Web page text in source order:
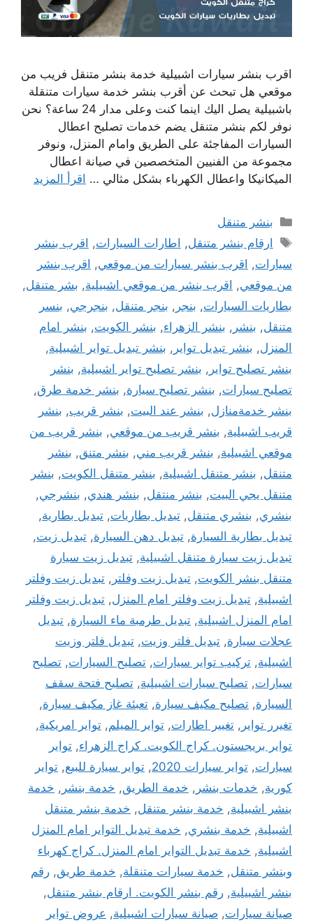
اقرب بنشر سيارات اشبيلية خدمة بنشر متنقل فريب من
موقعي هل تبحث عن أقرب بنشر خدمة سيارات متنقلة
باشبيلية يصل اليك اينما كنت وعلى مدار 24 ساعة؟ نحن
نوفر لكم بنشر متنقل يضم خدمات تصليح اعطال
السيارات المفاجئة على الطريق وامام المنزل، ونوفر
مجموعة من الفنيين المتخصصين في صيانة اعطال
الميكانيكا واعطال الكهرباء بشكل مثالي … اقرأ المزيد
التصنيفات
بنشر متنقل
الوسوم
ارقام بنشر متنقل, اطارات السيارات, اقرب بنشر
سيارات, اقرب بنشر سيارات من موقعي, اقرب بنشر
من موقعي, اقرب بنشر من موقعي اشبيلية, بشر متنقل,
بطاريات السيارات, بنجر , بنجر متنقل, بنجرجي, بنسر
متنقل, بنشر , بنشر الزهراء, بنشر الكويت, بنشر امام
المنزل, بنشر تبديل تواير , بنشر تبديل تواير اشبيلية,
بنشر تصليح تواير , بنشر تصليح تواير اشبيلية, بنشر
تصليح سيارات, بنشر تصليح سيارة, بنشر خدمة طرق,
بنشر خدمةمنازل, بنشر عند البيت, بنشر قريب, بنشر
قريب اشبيلية, بنشر قريب من موقعي, بنشر قريب من
موقعي اشبيلية, بنشر قريب مني, بنشر متنق, بنشر
متنقل, بنشر متنقل اشبيلية, بنشر متنقل الكويت, بنشر
متنقل يجي البيت, بنشر منتقل, بنشر هندي, بنشرجي,
بنشري, بنشري متنقل, تبديل بطاريات, تبديل بطارية,
تبديل بطارية السيارة, تبديل دهن السيارة, تبديل زيت,
تبديل زيت سيارة متنقل اشبيلية, تبديل زيت سيارة
متنقل بنشر الكويت, تبديل زيت وفلتر , تبديل زيت وفلتر
اشبيلية, تبديل زيت وفلتر امام المنزل, تبديل زيت وفلتر
امام المنزل اشبيلية, تبديل طرمبة ماء السيارة, تبديل
عجلات سيارة, تبديل فلتر وزيت, تبديل فلتر وزيت
اشبيلية, تركيب تواير سيارات, تصليح السيارات, تصليح
سيارات, تصليح سيارات اشبيلية, تصليح فتحة سقف
السيارة, تصليح مكيف سيارة, تعبئة غاز مكيف سيارة,
تغيرر تواير , تغيير اطارات, تواير الميلم, تواير امريكية,
تواير بريجستون. كراج الكويت. كراج الزهراء, تواير
سيارات, تواير سيارات 2020 , تواير سيارة للبيع, تواير
كورية, خدمات بنشر , خدمة الطريق, خدمة بنشر , خدمة
بنشر اشبيلية, خدمة بنشر متنقل, خدمة بنشر متنقل
اشبيلية, خدمة بنشري, خدمة تبديل التواير امام المنزل
اشبيلية, خدمة تبديل التواير امام المنزل. كراج كهرباء
وبنشر متنقل, خدمة سيارات متنقلة, خدمة طريق, رقم
بنشر اشبيلية, رقم بنشر الكويت. ارقام بنشر متنقل,
صيانة سيارات, صيانة سيارات اشبيلية, عروض تواير